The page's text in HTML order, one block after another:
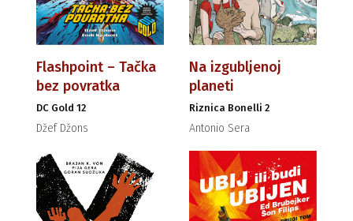
Flashpoint – Tačka
bez povratka
DC Gold 12
Džef Džons
Na izgubljenoj
planeti
Riznica Bonelli 2
Antonio Sera